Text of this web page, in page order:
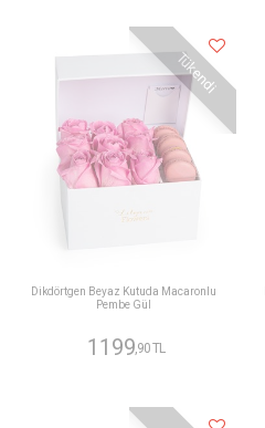
Tükendi
Dikdörtgen Beyaz Kutuda Macaronlu
Pembe Gül
1199,90 TL